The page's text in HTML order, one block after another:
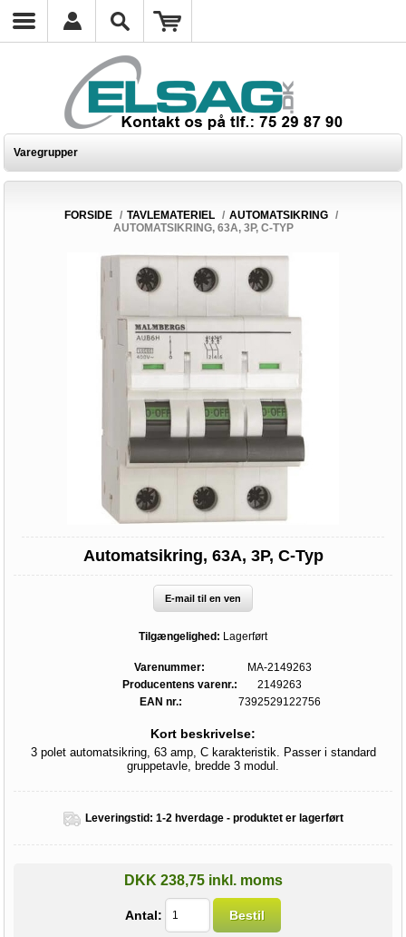
Varegrupper
FORSIDE / TAVLEMATERIEL / AUTOMATSIKRING
/
AUTOMATSIKRING, 63A, 3P, C-TYP
Automatsikring, 63A, 3P, C-Typ
E-mail til en ven
Tilgængelighed: Lagerført
Varenummer:
MA-2149263
Producentens varenr.:
2149263
EAN nr.:
7392529122756
Kort beskrivelse:
3 polet automatsikring, 63 amp, C karakteristik. Passer i standard
gruppetavle, bredde 3 modul.
Leveringstid: 1-2 hverdage - produktet er lagerført
DKK 238,75 inkl. moms
Antal: Bestil